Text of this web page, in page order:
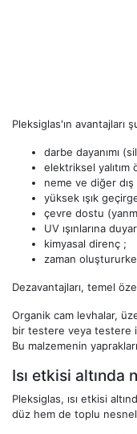
Pleksiglas'ın avantajları
darbe dayanımı
elektriksel yalıtım
neme ve diğer
yüksek ışık
çevre dostu
UV ışınlarına
kimyasal direnç ;
zaman
Dezavantajları, temel
Organik cam levhalar,
bir testere veya testere
Bu malzemenin
Isı etkisi altında
Pleksiglas, ısı etkisi
düz hem de toplu